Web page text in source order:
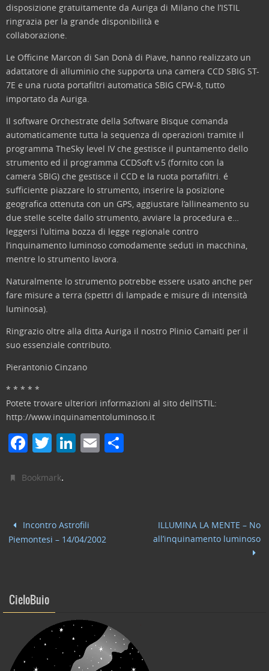
disposizione gratuitamente da Auriga di Milano che l’ISTIL
ringrazia per la grande disponibilità e
collaborazione.
Le Officine Marcon di San Donà di Piave, hanno realizzato un
adattatore di alluminio che supporta una camera CCD SBIG ST-
7E e una ruota portafiltri automatica SBIG CFW-8, tutto
importato da Auriga.
Il software Orchestrate della Software Bisque comanda
automaticamente tutta la sequenza di operazioni tramite il
programma TheSky level IV che gestisce il puntamento dello
strumento ed il programma CCDSoft v.5 (fornito con la
camera SBIG) che gestisce il CCD e la ruota portafiltri. é
sufficiente piazzare lo strumento, inserire la posizione
geografica ottenuta con un GPS, aggiustare l’allineamento su
due stelle scelte dallo strumento, avviare la procedura e…
leggersi l’ultima bozza di legge regionale contro
l’inquinamento luminoso comodamente seduti in macchina,
mentre lo strumento lavora.
Naturalmente lo strumento potrebbe essere usato anche per
fare misure a terra (spettri di lampade e misure di intensità
luminosa).
Ringrazio oltre alla ditta Auriga il nostro Plinio Camaiti per il
suo essenziale contributo.
Pierantonio Cinzano
* * * * *
Potete trovare ulteriori informazioni al sito dell’ISTIL:
http://www.inquinamentoluminoso.it
F
c
b
o
T
itt
Li
dI
n
E
Bookmark.
Incontro Astrofili
Piemontesi – 14/04/2002
ILLUMINA LA MENTE – No
all’inquinamento luminoso
CieloBuio